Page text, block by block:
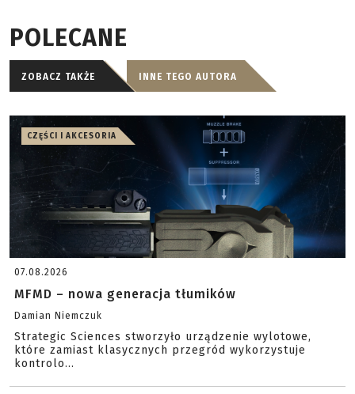
POLECANE
ZOBACZ TAKŻE INNE TEGO AUTORA
CZĘŚCI I AKCESORIA
07.08.2026
MFMD – nowa generacja tłumików
Damian Niemczuk
Strategic Sciences stworzyło urządzenie wylotowe,
które zamiast klasycznych przegród wykorzystuje
kontrolo...